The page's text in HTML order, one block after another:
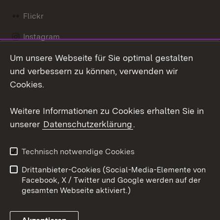
Flickr
Instagram
Social Wall
Barrierefreiheit
Benutzungshinweise
Impressum
Cookies
Um unsere Webseite für Sie optimal gestalten
und verbessern zu können, verwenden wir
Cookies.
Weitere Informationen zu Cookies erhalten Sie in
unserer Datenschutzerklärung.
Technisch notwendige Cookies
Drittanbieter-Cookies (Social-Media-Elemente von
Facebook, X / Twitter und Google werden auf der
gesamten Webseite aktiviert.)